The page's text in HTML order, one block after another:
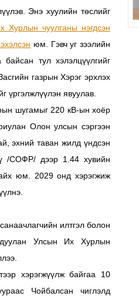
Энэ хуулийн төслийг
Хурлын чуулганы нэгдсэн
юм. Гэвч уг зээлийн
тул хэлэлцүүлгийг
газрын Хэрэг эрхлэх
үргэлжлүүлэн явуулав.
шугамыг 220 кВ-ын хоёр
Олон улсын сэргээн
эхний таван жилд үндсэн
/СОФР/ дээр 1.44 хувийн
юм. 2029 онд хэрэгжиж
илтгэл болон
Улсын Их Хурлын
хэрэгжүүлж байгаа 10
Чойбалсан чиглэлд